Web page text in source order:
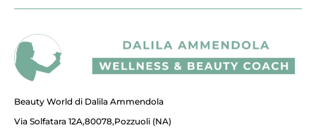
Beauty World di Dalila Ammendola
Via Solfatara 12A,80078,Pozzuoli (NA)